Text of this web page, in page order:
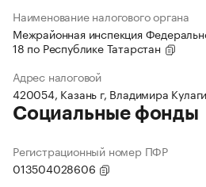
Наименование налогового органа
Межрайонная инспекция
18 по Республике Татарстан
Адрес налоговой
420054, Казань г, Владимира
Социальные фонды
Регистрационный номер ПФР
013504028606